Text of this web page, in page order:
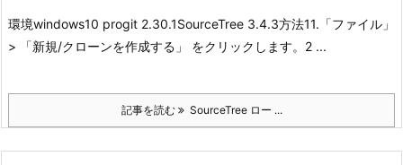
環境windows10 progit 2.30.1SourceTree 3.4.3方法11.「ファイル」
> 「新規/クローンを作成する」 をクリックします。 2 ...
記事を読む SourceTree ロー ...